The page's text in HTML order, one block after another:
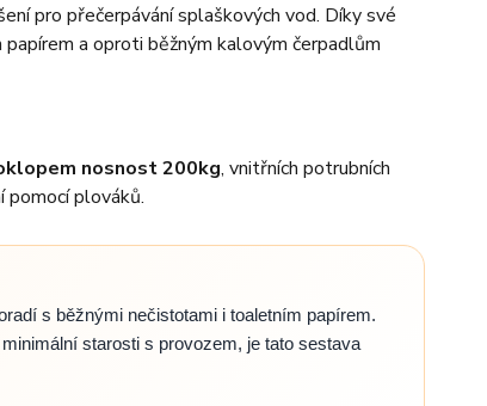
pro přečerpávání splaškových vod. Díky své
a oproti běžným kalovým čerpadlům
nosnost 200kg, vnitřních potrubních
plováků.
s běžnými nečistotami i toaletním papírem.
starosti s provozem, je tato sestava